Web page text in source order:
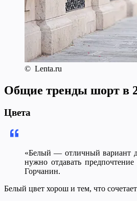
© Lenta.ru
Общие тренды шорт в
Цвета
«Белый — отличный вариант
нужно отдавать
Горчанин.
Белый цвет хорош и тем, что